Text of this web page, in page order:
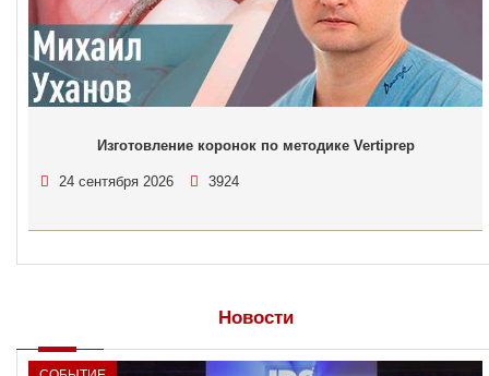
Изготовление коронок по методике Vertiprep
24 сентября 2026 3924
Новости